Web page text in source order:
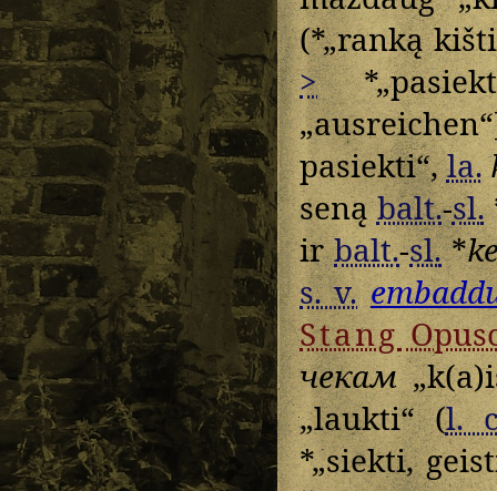
(*„ranką
>
pasiekti“,la.
senąbalt.-sl.
irbalt.-sl.*
s. v.
Stang
чекам
„laukti“ (l.
*„siekti,